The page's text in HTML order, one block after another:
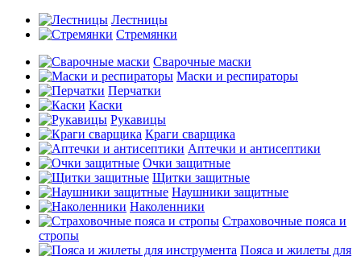
Лестницы
Стремянки
Сварочные маски
Маски и респираторы
Перчатки
Каски
Рукавицы
Краги сварщика
Аптечки и антисептики
Очки защитные
Щитки защитные
Наушники защитные
Наколенники
Страховочные пояса и
стропы
Пояса и жилеты для